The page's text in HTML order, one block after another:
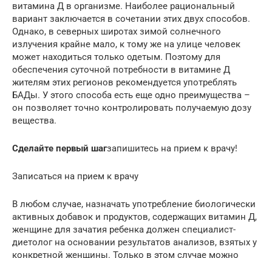
витамина Д в организме. Наиболее рациональный
вариант заключается в сочетании этих двух способов.
Однако, в северных широтах зимой солнечного
излучения крайне мало, к тому же на улице человек
может находиться только одетым. Поэтому для
обеспечения суточной потребности в витамине Д
жителям этих регионов рекомендуется употреблять
БАДы. У этого способа есть еще одно преимущества –
он позволяет точно контролировать получаемую дозу
вещества.
Сделайте первый шагзапишитесь на прием к врачу!
Записаться на прием к врачу
В любом случае, назначать употребление биологически
активных добавок и продуктов, содержащих витамин Д,
женщине для зачатия ребенка должен специалист-
диетолог на основании результатов анализов, взятых у
конкретной женщины. Только в этом случае можно